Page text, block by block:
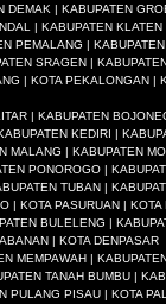
| KABUPATEN
| KABUPATEN
PEMALANG |
SRAGEN |
| KOTA PEKALONGAN |
| KABUPATEN
KEDIRI |
MALANG | KABUPATEN
PONOROGO |
TUBAN |
| KOTA PASURUAN |
BULELENG |
| KOTA DENPASAR
MEMPAWAH |
TANAH BUMBU |
PULANG PISAU | KOTA